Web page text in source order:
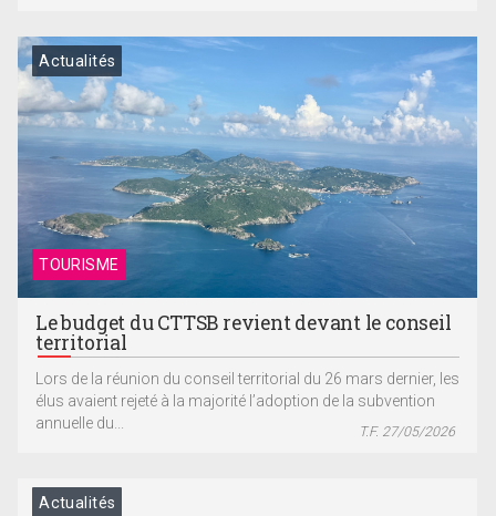
TOURISME
Actualités
Le budget du CTTSB revient devant le conseil
territorial
Lors de la réunion du conseil territorial du 26 mars dernier, les
élus avaient rejeté à la majorité l’adoption de la subvention
annuelle du...
T.F. 27/05/2026
Actualités